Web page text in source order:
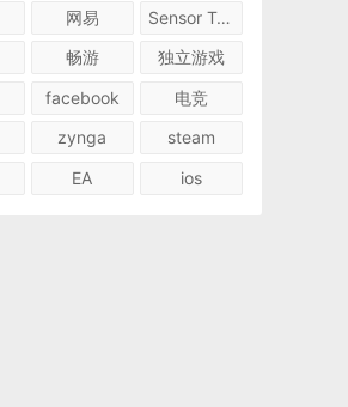
网易
Sensor Tower
畅游
独立游戏
facebook
电竞
zynga
steam
EA ios